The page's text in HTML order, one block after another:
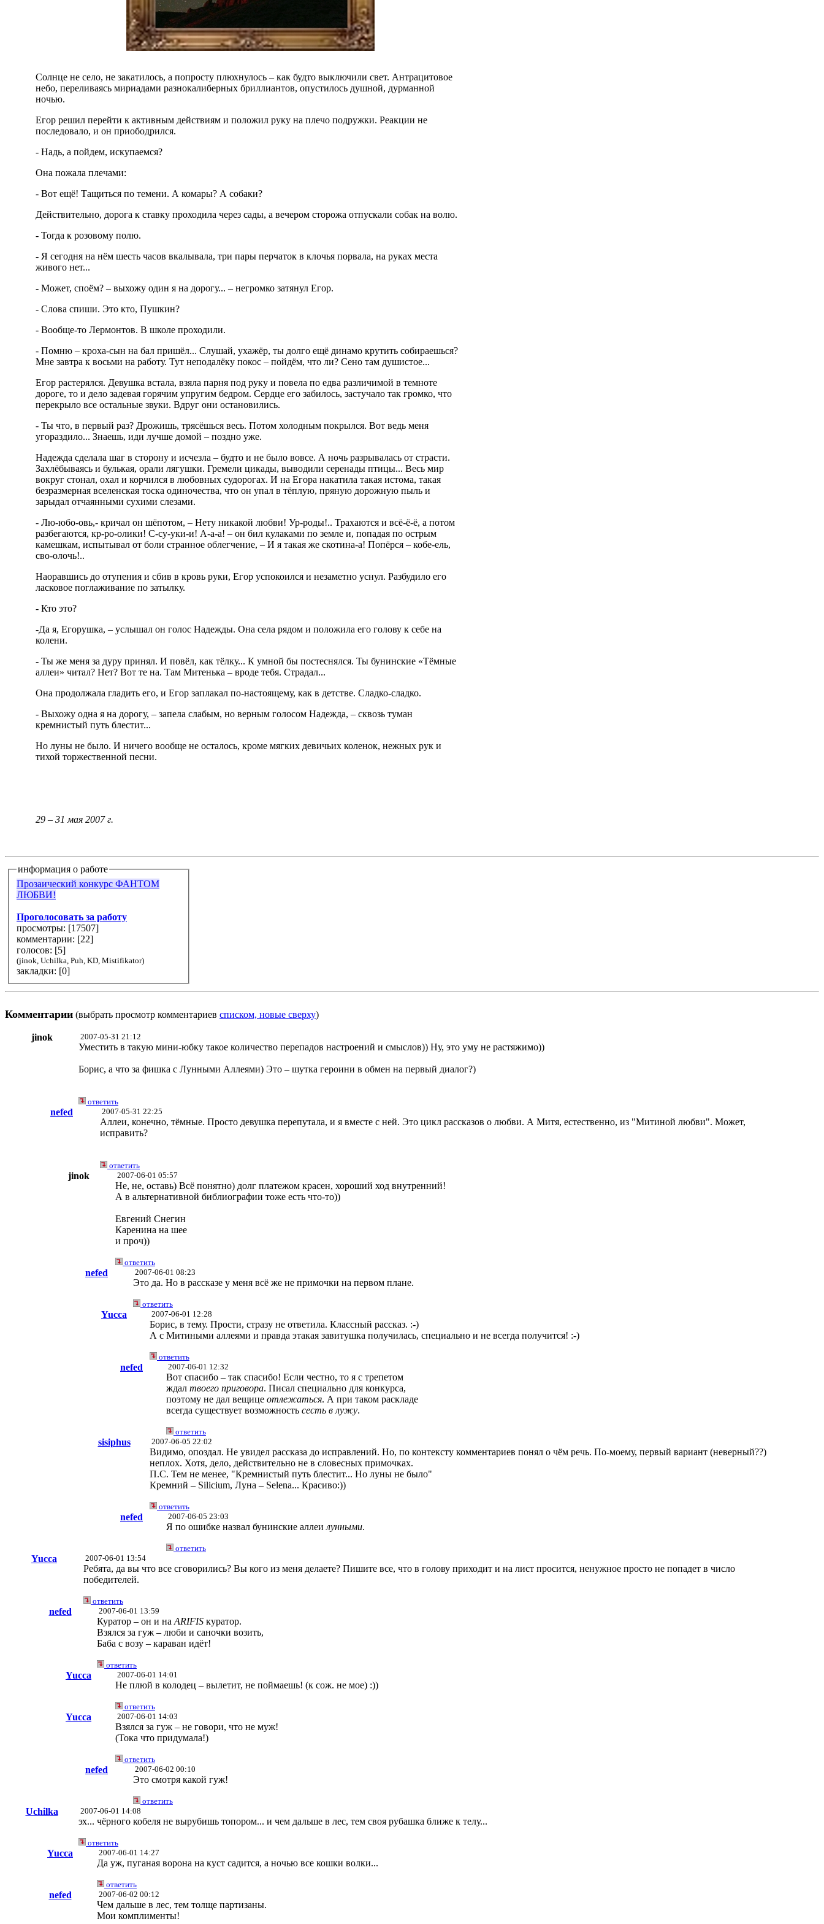
Cолнце не село, не закатилось, а попросту плюхнулось – как будто выключили свет. Антрацитовое
небо, переливаясь мириадами разнокалиберных бриллиантов, опустилось душной, дурманной
ночью.
Егор решил перейти к активным действиям и положил руку на плечо подружки. Реакции не
последовало, и он приободрился.
- Надь, а пойдем, искупаемся?
Она пожала плечами:
- Вот ещё! Тащиться по темени. А комары? А собаки?
Действительно, дорога к ставку проходила через сады, а вечером сторожа отпускали собак на волю.
- Тогда к розовому полю.
- Я сегодня на нём шесть часов вкалывала, три пары перчаток в клочья порвала, на руках места
живого нет...
- Может, споём? – выхожу один я на дорогу... – негромко затянул Егор.
- Слова спиши. Это кто, Пушкин?
- Вообще-то Лермонтов. В школе проходили.
- Помню – кроха-сын на бал пришёл... Слушай, ухажёр, ты долго ещё динамо крутить собираешься?
Мне завтра к восьми на работу. Тут неподалёку покос – пойдём, что ли? Сено там душистое...
Егор растерялся. Девушка встала, взяла парня под руку и повела по едва различимой в темноте
дороге, то и дело задевая горячим упругим бедром. Сердце его забилось, застучало так громко, что
перекрыло все остальные звуки. Вдруг они остановились.
- Ты что, в первый раз? Дрожишь, трясёшься весь. Потом холодным покрылся. Вот ведь меня
угораздило... Знаешь, иди лучше домой – поздно уже.
Надежда сделала шаг в сторону и исчезла – будто и не было вовсе. А ночь разрывалась от страсти.
Захлёбываясь и булькая, орали лягушки. Гремели цикады, выводили серенады птицы... Весь мир
вокруг стонал, охал и корчился в любовных судорогах. И на Егора накатила такая истома, такая
безразмерная вселенская тоска одиночества, что он упал в тёплую, пряную дорожную пыль и
зарыдал отчаянными сухими слезами.
- Лю-юбо-овь,- кричал он шёпотом, – Нету никакой любви! Ур-роды!.. Трахаются и всё-ё-ё, а потом
разбегаются, кр-ро-олики! С-су-уки-и! А-а-а! – он бил кулаками по земле и, попадая по острым
камешкам, испытывал от боли странное облегчение, – И я такая же скотина-а! Попёрся – кобе-ель,
сво-олочь!..
Наоравшись до отупения и сбив в кровь руки, Егор успокоился и незаметно уснул. Разбудило его
ласковое поглаживание по затылку.
- Кто это?
-Да я, Егорушка, – услышал он голос Надежды. Она села рядом и положила его голову к себе на
колени.
- Ты же меня за дуру принял. И повёл, как тёлку... К умной бы постеснялся. Ты бунинские «Тёмные
аллеи» читал? Нет? Вот те на. Там Митенька – вроде тебя. Страдал...
Она продолжала гладить его, и Егор заплакал по-настоящему, как в детстве. Сладко-сладко.
- Выхожу одна я на дорогу, – запела слабым, но верным голосом Надежда, – сквозь туман
кремнистый путь блестит...
Но луны не было. И ничего вообще не осталось, кроме мягких девичьих коленок, нежных рук и
тихой торжественной песни.
29 – 31 мая 2007 г.
информация о работе
Прозаический конкурс ФАНТОМ
ЛЮБВИ!
Проголосовать за работу
просмотры: [17507]
комментарии: [22]
голосов: [5]
(jinok, Uchilka, Puh, KD, Mistifikator)
закладки: [0]
Комментарии (выбрать просмотр комментариев списком, новые сверху)
jinok 2007-05-31 21:12
Уместить в такую мини-юбку такое количество перепадов настроений и смыслов)) Ну, это уму не растяжимо))
Борис, а что за фишка с Лунными Аллеями) Это – шутка героини в обмен на первый диалог?)
ответить
nefed 2007-05-31 22:25
Аллеи, конечно, тёмные. Просто девушка перепутала, и я вместе с ней. Это цикл рассказов о любви. А Митя, естественно, из "Митиной любви". Может,
исправить?
ответить
jinok 2007-06-01 05:57
Не, не, оставь) Всё понятно) долг платежом красен, хороший ход внутренний!
А в альтернативной библиографии тоже есть что-то))
Евгений Снегин
Каренина на шее
и проч))
ответить
nefed 2007-06-01 08:23
Это да. Но в рассказе у меня всё же не примочки на первом плане.
ответить
Yucca 2007-06-01 12:28
Борис, в тему. Прости, стразу не ответила. Классный рассказ. :-)
А с Митиными аллеями и правда этакая завитушка получилась, специально и не всегда получится! :-)
ответить
nefed 2007-06-01 12:32
Вот спасибо – так спасибо! Если честно, то я с трепетом
ждал твоего приговора. Писал специально для конкурса,
поэтому не дал вещице отлежаться. А при таком раскладе
всегда существует возможность сесть в лужу.
ответить
sisiphus 2007-06-05 22:02
Видимо, опоздал. Не увидел рассказа до исправлений. Но, по контексту комментариев понял о чём речь. По-моему, первый вариант (неверный??)
неплох. Хотя, дело, действительно не в словесных примочках.
П.С. Тем не менее, "Кремнистый путь блестит... Но луны не было"
Кремний – Silicium, Луна – Selena... Красиво:))
ответить
nefed 2007-06-05 23:03
Я по ошибке назвал бунинские аллеи лунными.
ответить
Yucca 2007-06-01 13:54
Ребята, да вы что все сговорились? Вы кого из меня делаете? Пишите все, что в голову приходит и на лист просится, ненужное просто не попадет в число
победителей.
ответить
nefed 2007-06-01 13:59
Куратор – он и на ARIFIS куратор.
Взялся за гуж – люби и саночки возить,
Баба с возу – караван идёт!
ответить
Yucca 2007-06-01 14:01
Не плюй в колодец – вылетит, не поймаешь! (к сож. не мое) :))
ответить
Yucca 2007-06-01 14:03
Взялся за гуж – не говори, что не муж!
(Тока что придумала!)
ответить
nefed 2007-06-02 00:10
Это смотря какой гуж!
ответить
Uchilka 2007-06-01 14:08
эх... чёрного кобеля не вырубишь топором... и чем дальше в лес, тем своя рубашка ближе к телу...
ответить
Yucca 2007-06-01 14:27
Да уж, пуганая ворона на куст садится, а ночью все кошки волки...
ответить
nefed 2007-06-02 00:12
Чем дальше в лес, тем толще партизаны.
Мои комплименты!